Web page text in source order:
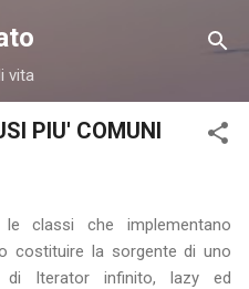
content
vita
PIU' COMUNI
classi che implementano
costituire la sorgente di uno
Iterator infinito, lazy ed